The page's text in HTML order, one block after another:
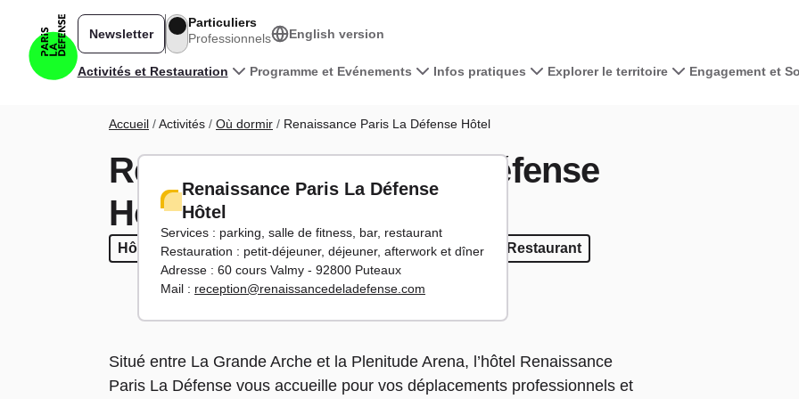
Navigation principale
Activités et Restauration Programme et Evénements Infos pratiques Explorer le territoire Engagement et
Newsletter
Particuliers
Professionnels
English version
Fil d'Ariane
Accueil Activités Où dormir Renaissance Paris La Défense Hôtel
Renaissance Paris La Défense
Hôtel
Hôtel 4 étoiles Parking Salle de fitness Bar Restaurant
Hôtel 4 étoiles Parking Salle de fitness Bar Restaurant
Renaissance Paris La Défense
Hôtel
Services : parking, salle de fitness, bar, restaurant
Restauration : petit-déjeuner, déjeuner, afterwork et dîner
Adresse : 60 cours Valmy - 92800 Puteaux
Mail : reception@renaissancedeladefense.com
Situé entre La Grande Arche et la Plenitude Arena, l’hôtel Renaissance
Paris La Défense vous accueille pour vos déplacements professionnels et